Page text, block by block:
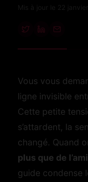
Vous vous
ligne invisible
Cette petite
s’attardent, la
changé. Quand
plus que de
guide condense